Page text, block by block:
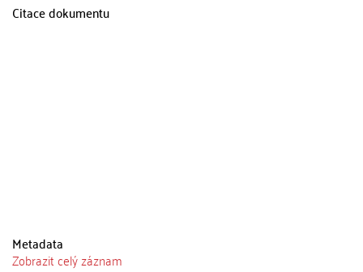
Citace dokumentu
Metadata
Zobrazit celý záznam